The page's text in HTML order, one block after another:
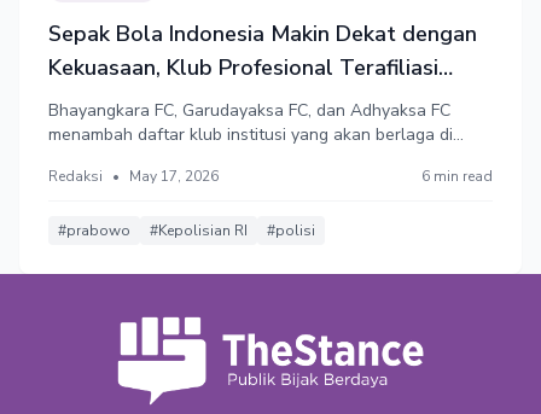
Sepak Bola Indonesia Makin Dekat dengan
Kekuasaan, Klub Profesional Terafiliasi
dengan Institusi Negara
Bhayangkara FC, Garudayaksa FC, dan Adhyaksa FC
menambah daftar klub institusi yang akan berlaga di
memperlihatkan bagaimana sepak bola Indonesia
jaringan kekuasaan di luar lapangan.
Redaksi • May 17, 2026 6 min read
#prabowo #Kepolisian RI #polisi